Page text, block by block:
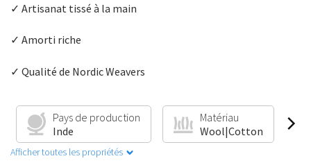
✓ Artisanat tissé à la main
✓ Amorti riche
✓ Qualité de Nordic Weavers
Pays de production
Inde
Matériau
Wool|Cotton
Afficher toutes les propriétés